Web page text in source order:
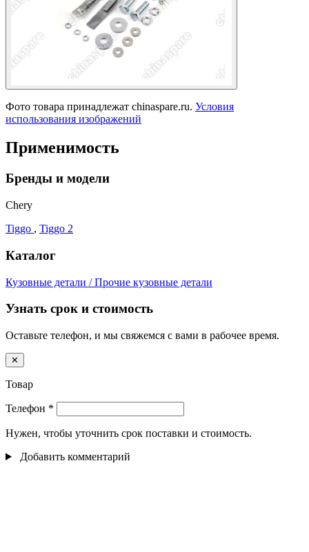
Фото товара принадлежат chinaspare.ru. Условия
использования изображений
Применимость
Бренды и модели
Chery
Tiggo , Tiggo 2
Каталог
Кузовные детали / Прочие кузовные детали
Узнать срок и стоимость
Оставьте телефон, и мы свяжемся с вами в рабочее время.
✕
Товар
Телефон *
Нужен, чтобы уточнить срок поставки и стоимость.
Добавить комментарий